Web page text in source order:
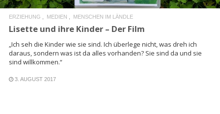
ERZIEHUNG MEDIEN MENSCHEN IM LÄNDLE
Lisette und ihre Kinder – Der Film
„Ich seh die Kinder wie sie sind. Ich überlege nicht, was dreh ich
daraus, sondern was ist da alles vorhanden? Sie sind da und sie
sind willkommen.“
3. AUGUST 2017